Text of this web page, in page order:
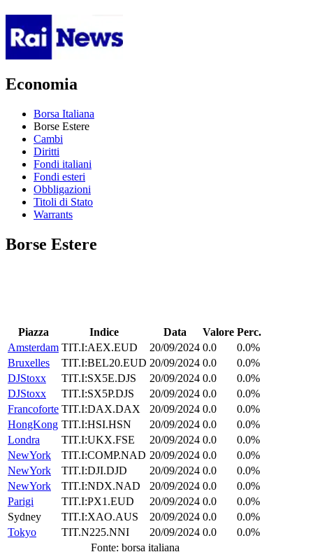
Economia
Borsa Italiana
Borse Estere
Cambi
Diritti
Fondi italiani
Fondi esteri
Obbligazioni
Titoli di Stato
Warrants
Borse Estere
Piazza Indice Data Valore Perc.
Amsterdam TIT.I:AEX.EUD 20/09/2024 0.0
0.0%
Bruxelles
TIT.I:BEL20.EUD 20/09/2024 0.0
0.0%
DJStoxx
TIT.I:SX5E.DJS 20/09/2024 0.0
0.0%
DJStoxx
TIT.I:SX5P.DJS 20/09/2024 0.0
0.0%
Francoforte TIT.I:DAX.DAX 20/09/2024 0.0
0.0%
HongKong TIT.I:HSI.HSN 20/09/2024 0.0
0.0%
Londra
TIT.I:UKX.FSE 20/09/2024 0.0
0.0%
NewYork
TIT.I:COMP.NAD 20/09/2024 0.0
0.0%
NewYork
TIT.I:DJI.DJD 20/09/2024 0.0
0.0%
NewYork
TIT.I:NDX.NAD 20/09/2024 0.0
0.0%
Parigi
TIT.I:PX1.EUD 20/09/2024 0.0
0.0%
Sydney
TIT.I:XAO.AUS 20/09/2024 0.0
0.0%
Tokyo
TIT.N225.NNI 20/09/2024 0.0
0.0%
Fonte: borsa italiana